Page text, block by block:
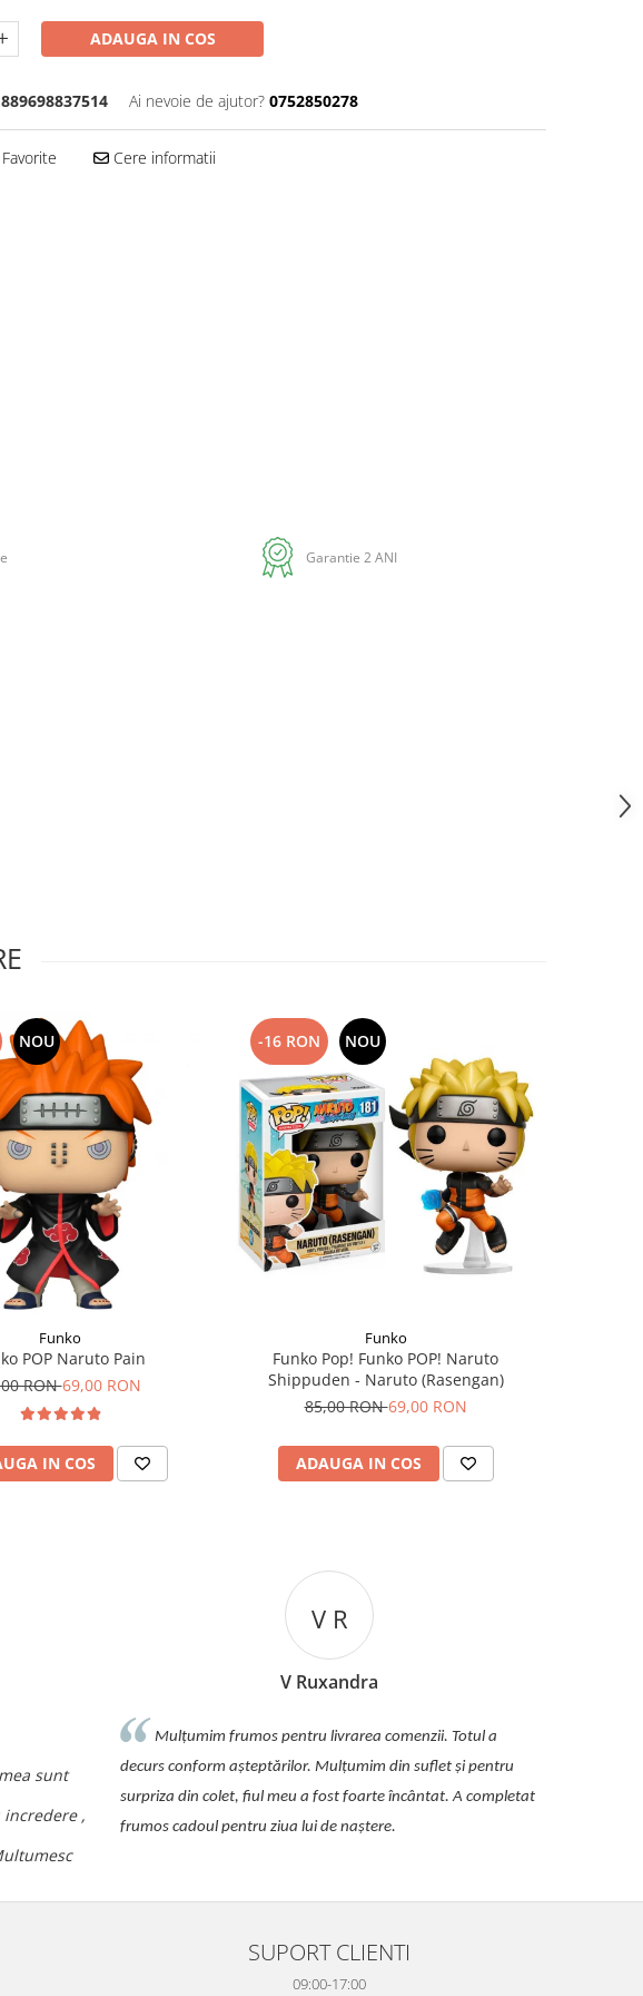
ADAUGA IN COS
889698837514 Ai nevoie de ajutor? 0752850278
Cere informatii
Garantie 2 ANI
NOU
Funko
POP Naruto Pain
RON69,00 RON
IN COS
-16 RON NOU
Funko
Funko Pop! Funko POP! Naruto
Shippuden - Naruto (Rasengan)
85,00 RON69,00 RON
ADAUGA IN COS
sunt
incredere ,
V R
V Ruxandra
Mulțumim frumos pentru livrarea comenzii. Totul a
decurs conform așteptărilor. Mulțumim din suflet și pentru
surpriza din colet, fiul meu a fost foarte încântat. A completat
frumos cadoul pentru ziua lui de naștere.
SUPORT CLIENTI
09:00-17:00